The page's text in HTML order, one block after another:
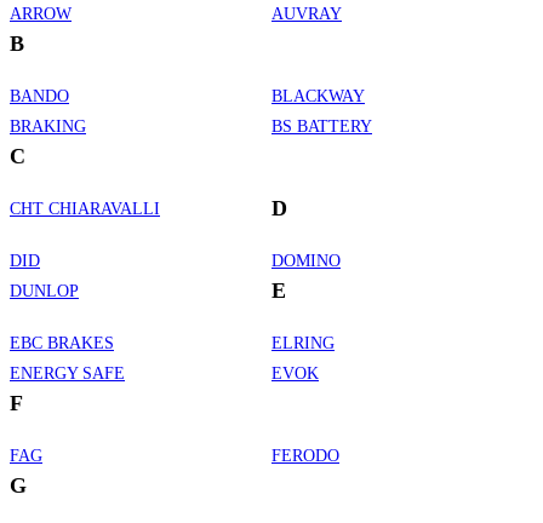
ARROW
AUVRAY
B
BANDO
BLACKWAY
BRAKING
BS BATTERY
C
CHT CHIARAVALLI D
DID
DOMINO
DUNLOP
E
EBC BRAKES
ELRING
ENERGY SAFE
EVOK
F
FAG FERODO
G